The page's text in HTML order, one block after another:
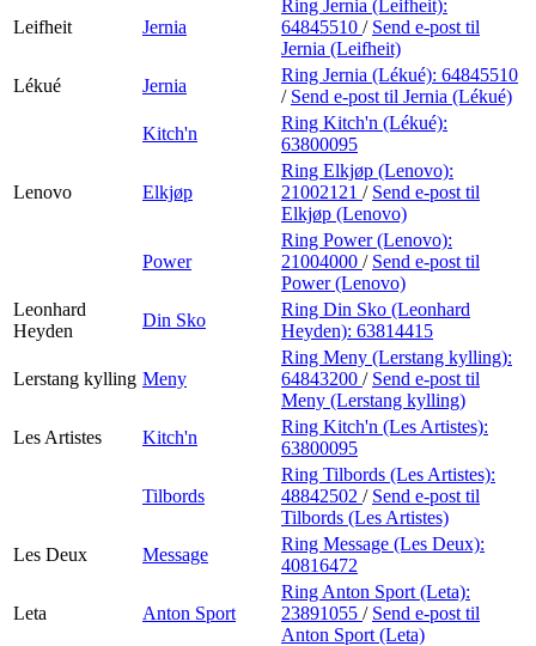
Leifheit Jernia
Ring Jernia (Leifheit):
64845510 / Send e-post til
Jernia (Leifheit)
Lékué
Jernia
Ring Jernia (Lékué): 64845510
/ Send e-post til Jernia (Lékué)
Kitch'n
Ring Kitch'n (Lékué):
63800095
Lenovo Elkjøp
Ring Elkjøp (Lenovo):
21002121 / Send e-post til
Elkjøp (Lenovo)
Power
Ring Power (Lenovo):
21004000 / Send e-post til
Power (Lenovo)
Leonhard
Heyden
Din Sko
Ring Din Sko (Leonhard
Heyden): 63814415
Lerstang kylling Meny
Ring Meny (Lerstang kylling):
64843200 / Send e-post til
Meny (Lerstang kylling)
Les Artistes
Kitch'n
Ring Kitch'n (Les Artistes):
63800095
Tilbords
Ring Tilbords (Les Artistes):
48842502 / Send e-post til
Tilbords (Les Artistes)
Les Deux
Message
Ring Message (Les Deux):
40816472
Leta Anton Sport
Ring Anton Sport (Leta):
23891055 / Send e-post til
Anton Sport (Leta)